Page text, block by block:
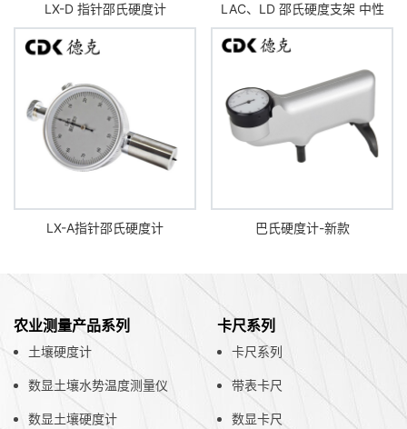
LX-D 指针邵氏硬度计 LAC、LD 邵氏硬度支架 中性
LX-A指针邵氏硬度计 巴氏硬度计-新款
农业测量产品系列
土壤硬度计
数显土壤水势温度测量仪
数显土壤硬度计
卡尺系列
卡尺系列
带表卡尺
数显卡尺